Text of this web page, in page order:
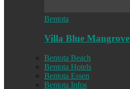
Bentota
Villa Blue Mangrove
Bentota Beach
Bentota Hotels
Bentota Essen
Bentota Infos